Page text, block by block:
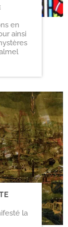
en
ainsi
la